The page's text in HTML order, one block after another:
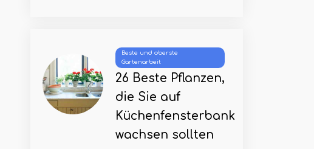
Beste und oberste
Gartenarbeit
26 Beste Pflanzen,
die Sie auf
Küchenfensterbank
wachsen sollten